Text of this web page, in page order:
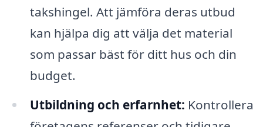
takshingel. Att jämföra deras utbud
kan hjälpa dig att välja det material
som passar bäst för ditt hus och din
budget.
Utbildning och erfarnhet: Kontrollera